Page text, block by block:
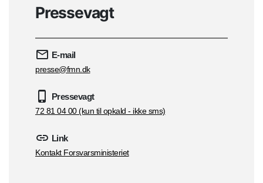
Pressevagt
E-mail
presse@fmn.dk
Pressevagt
72 81 04 00 (kun til opkald - ikke sms)
Link
Kontakt Forsvarsministeriet